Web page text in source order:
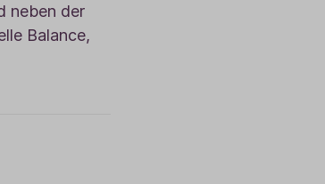
neben der
Balance,